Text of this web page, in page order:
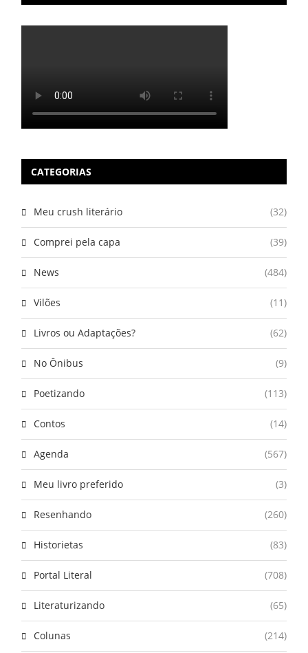
CATEGORIAS
Meu crush literário (32)
Comprei pela capa (39)
News (484)
Vilões (11)
Livros ou Adaptações? (62)
No Ônibus (9)
Poetizando (113)
Contos (14)
Agenda (567)
Meu livro preferido (3)
Resenhando (260)
Historietas (83)
Portal Literal (708)
Literaturizando (65)
Colunas (214)